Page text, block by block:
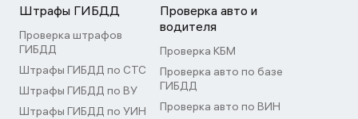
Штрафы ГИБДД
Проверка штрафов
ГИБДД
Штрафы ГИБДД по СТС
Штрафы ГИБДД по ВУ
Штрафы ГИБДД по УИН
Проверка авто и
водителя
Проверка КБМ
Проверка авто по базе
ГИБДД
Проверка авто по ВИН